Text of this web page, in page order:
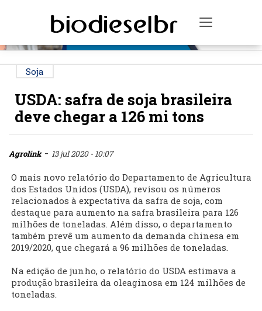
Toggle
Soja
USDA: safra de soja brasileira
deve chegar a 126 mi tons
Agrolink- 13 jul 2020 - 10:07
O mais novo relatório do Departamento de Agricultura
dos Estados Unidos (USDA), revisou os números
relacionados à expectativa da safra de soja, com
destaque para aumento na safra brasileira para 126
milhões de toneladas. Além disso, o departamento
também prevê um aumento da demanda chinesa em
2019/2020, que chegará a 96 milhões de toneladas.
Na edição de junho, o relatório do USDA estimava a
produção brasileira da oleaginosa em 124 milhões de
toneladas.